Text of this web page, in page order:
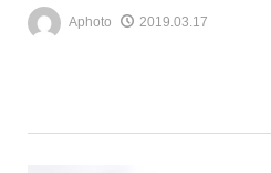
Aphoto 2019.03.17